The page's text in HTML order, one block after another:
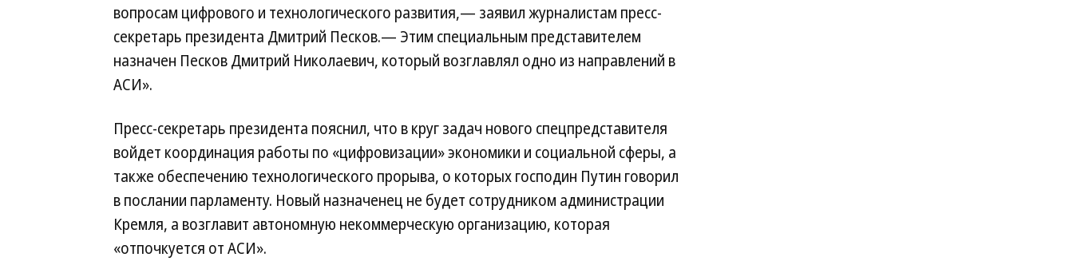
вопросам цифрового и технологического развития,— заявил журналистам пресс-
секретарь президента Дмитрий Песков.— Этим специальным представителем
назначен Песков Дмитрий Николаевич, который возглавлял одно из направлений в
АСИ».
Пресс-секретарь президента пояснил, что в круг задач нового спецпредставителя
войдет координация работы по «цифровизации» экономики и социальной сферы, а
также обеспечению технологического прорыва, о которых господин Путин говорил
в послании парламенту. Новый назначенец не будет сотрудником администрации
Кремля, а возглавит автономную некоммерческую организацию, которая
«отпочкуется от АСИ».